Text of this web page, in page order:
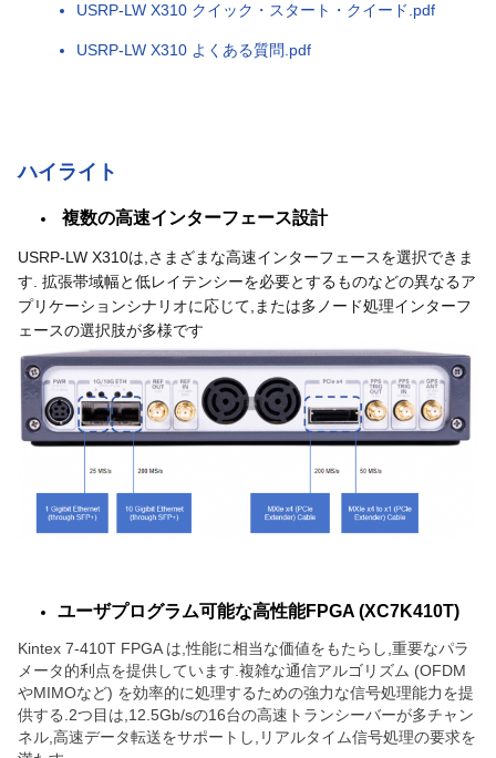
USRP-LW X310 クイック・スタート・クイード.pdf
USRP-LW X310 よくある質問.pdf
ハイライト
複数の高速インターフェース設計
USRP-LW X310は,さまざまな高速インターフェースを選択できま
す. 拡張帯域幅と低レイテンシーを必要とするものなどの異なるア
プリケーションシナリオに応じて,または多ノード処理インターフ
ェースの選択肢が多様です
ユーザプログラム可能な高性能FPGA (XC7K410T)
Kintex 7-410T FPGA は,性能に相当な価値をもたらし,重要なパラ
メータ的利点を提供しています.複雑な通信アルゴリズム (OFDM
やMIMOなど) を効率的に処理するための強力な信号処理能力を提
供する.2つ目は,12.5Gb/sの16台の高速トランシーバーが多チャン
ネル,高速データ転送をサポートし,リアルタイム信号処理の要求を